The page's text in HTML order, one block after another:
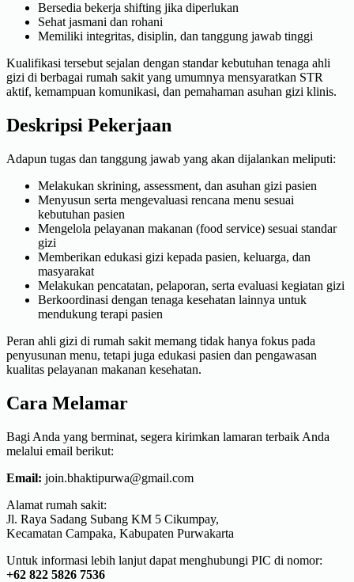
Bersedia bekerja shifting jika diperlukan
Sehat jasmani dan rohani
Memiliki integritas, disiplin, dan tanggung jawab tinggi
Kualifikasi tersebut sejalan dengan standar kebutuhan tenaga ahli
gizi di berbagai rumah sakit yang umumnya mensyaratkan STR
aktif, kemampuan komunikasi, dan pemahaman asuhan gizi klinis.
Deskripsi Pekerjaan
Adapun tugas dan tanggung jawab yang akan dijalankan meliputi:
Melakukan skrining, assessment, dan asuhan gizi pasien
Menyusun serta mengevaluasi rencana menu sesuai
kebutuhan pasien
Mengelola pelayanan makanan (food service) sesuai standar
gizi
Memberikan edukasi gizi kepada pasien, keluarga, dan
masyarakat
Melakukan pencatatan, pelaporan, serta evaluasi kegiatan gizi
Berkoordinasi dengan tenaga kesehatan lainnya untuk
mendukung terapi pasien
Peran ahli gizi di rumah sakit memang tidak hanya fokus pada
penyusunan menu, tetapi juga edukasi pasien dan pengawasan
kualitas pelayanan makanan kesehatan.
Cara Melamar
Bagi Anda yang berminat, segera kirimkan lamaran terbaik Anda
melalui email berikut:
Email: join.bhaktipurwa@gmail.com
Alamat rumah sakit:
Jl. Raya Sadang Subang KM 5 Cikumpay,
Kecamatan Campaka, Kabupaten Purwakarta
Untuk informasi lebih lanjut dapat menghubungi PIC di nomor:
+62 822 5826 7536